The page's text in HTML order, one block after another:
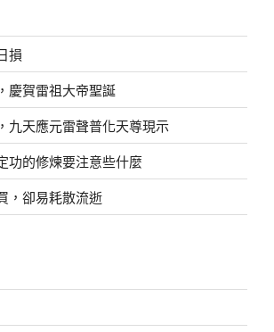
損
慶賀雷祖大帝聖誕
九天應元雷聲普化天尊現示
功的修煉要注意些什麼
，卻易耗散流逝